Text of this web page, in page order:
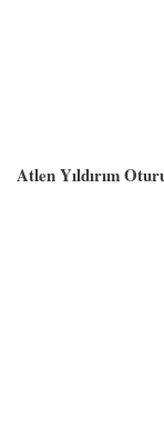
Atlen Yıldırım